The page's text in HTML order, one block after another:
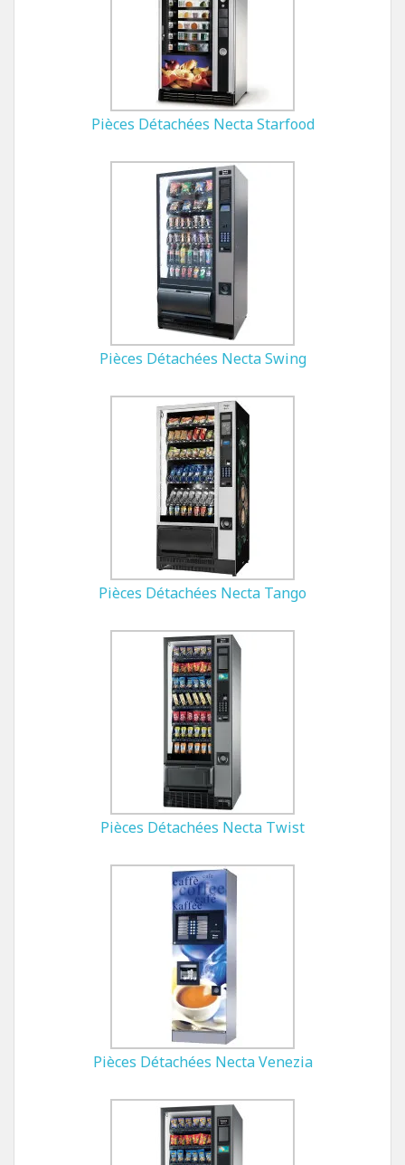
Pièces Détachées Necta Starfood
Pièces Détachées Necta Swing
Pièces Détachées Necta Tango
Pièces Détachées Necta Twist
Pièces Détachées Necta Venezia